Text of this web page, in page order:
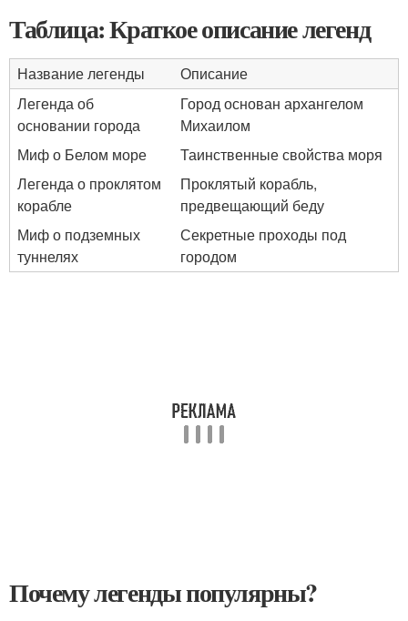
Таблица: Краткое описание легенд
Название легенды
Описание
Легенда об
основании города
Город основан архангелом
Михаилом
Миф о Белом море
Таинственные свойства моря
Легенда о проклятом
корабле
Проклятый корабль,
предвещающий беду
Миф о подземных
туннелях
Секретные проходы под
городом
Почему легенды популярны?